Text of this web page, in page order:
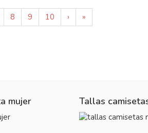
8 9 10 › »
mujer Tallas